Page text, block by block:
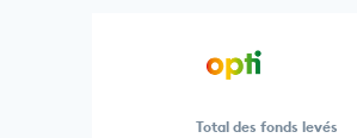
Total des fonds levés